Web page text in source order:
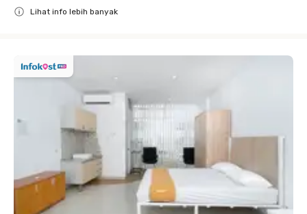
Lihat info lebih banyak